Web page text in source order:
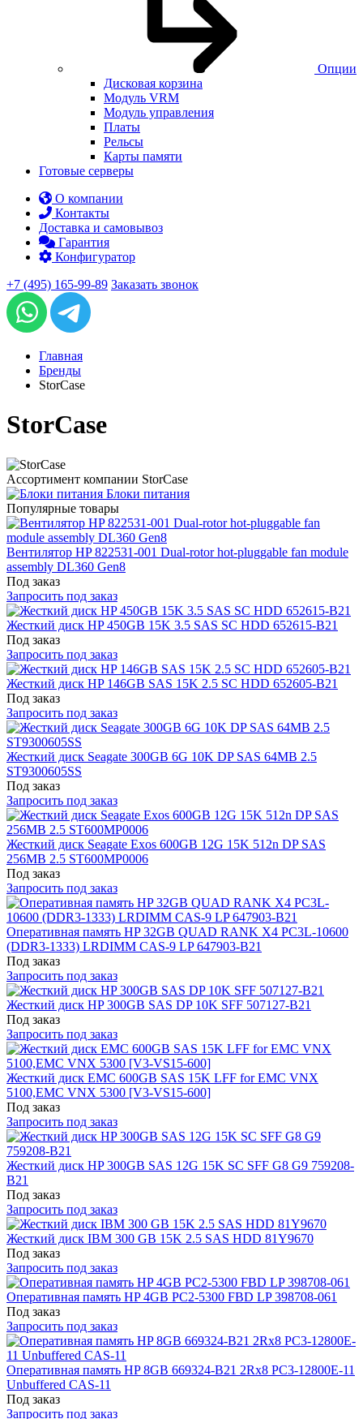
Опции
Дисковая корзина
Модуль VRM
Модуль управления
Платы
Рельсы
Карты памяти
Готовые серверы
О компании
Контакты
Доставка и самовывоз
Гарантия
Конфигуратор
+7 (495) 165-99-89 Заказать звонок
Главная
Бренды
StorCase
StorCase
Ассортимент компании StorCase
Блоки питания
Популярные товары
Вентилятор HP 822531-001 Dual-rotor hot-pluggable fan module
assembly DL360 Gen8
Под заказ
Запросить под заказ
Жесткий диск HP 450GB 15K 3.5 SAS SC HDD 652615-B21
Под заказ
Запросить под заказ
Жесткий диск HP 146GB SAS 15K 2.5 SC HDD 652605-B21
Под заказ
Запросить под заказ
Жесткий диск Seagate 300GB 6G 10K DP SAS 64MB 2.5
ST9300605SS
Под заказ
Запросить под заказ
Жесткий диск Seagate Exos 600GB 12G 15K 512n DP SAS
256MB 2.5 ST600MP0006
Под заказ
Запросить под заказ
Оперативная память HP 32GB QUAD RANK X4 PC3L-10600
(DDR3-1333) LRDIMM CAS-9 LP 647903-B21
Под заказ
Запросить под заказ
Жесткий диск HP 300GB SAS DP 10K SFF 507127-B21
Под заказ
Запросить под заказ
Жесткий диск EMC 600GB SAS 15K LFF for EMC VNX
5100,EMC VNX 5300 [V3-VS15-600]
Под заказ
Запросить под заказ
Жесткий диск HP 300GB SAS 12G 15K SC SFF G8 G9 759208-
B21
Под заказ
Запросить под заказ
Жесткий диск IBM 300 GB 15K 2.5 SAS HDD 81Y9670
Под заказ
Запросить под заказ
Оперативная память HP 4GB PC2-5300 FBD LP 398708-061
Под заказ
Запросить под заказ
Оперативная память HP 8GB 669324-B21 2Rx8 PC3-12800E-11
Unbuffered CAS-11
Под заказ
Запросить под заказ